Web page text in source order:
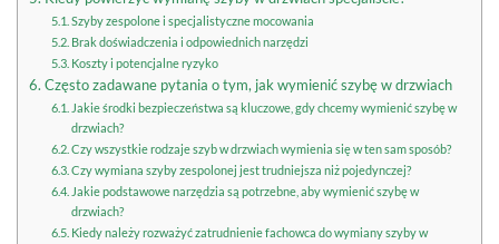
Szyby zespolone i specjalistyczne mocowania
Brak doświadczenia i odpowiednich narzędzi
Koszty i potencjalne ryzyko
Często zadawane pytania o tym, jak wymienić szybę w drzwiach
Jakie środki bezpieczeństwa są kluczowe, gdy chcemy wymienić szybę w
drzwiach?
Czy wszystkie rodzaje szyb w drzwiach wymienia się w ten sam sposób?
Czy wymiana szyby zespolonej jest trudniejsza niż pojedynczej?
Jakie podstawowe narzędzia są potrzebne, aby wymienić szybę w
drzwiach?
Kiedy należy rozważyć zatrudnienie fachowca do wymiany szyby w